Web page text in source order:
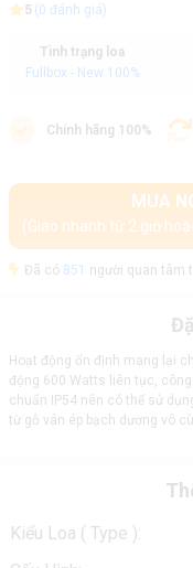
5 (0 đánh giá)
Tình trạng loa
Fullbox - New 100%
Chính hãng 100%
MUA
(Giao nhanh từ 2 giờ
Đã có 851 người quan tâm
Hoạt động ổn định mang lại
động 600 Watts liên tục,
chuẩn IP54 nên có thể sử
từ gỗ ván ép bạch dương vô
Kiểu Loa ( Type ):